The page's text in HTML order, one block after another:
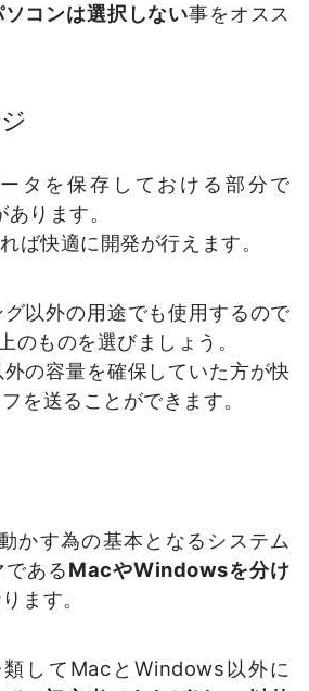
コンは選択しない事をオスス
タを保存しておける部分で
ります。
ば快適に開発が行えます。
以外の用途でも使用するので
のものを選びましょう。
の容量を確保していた方が快
を送ることができます。
かす為の基本となるシステム
あるMacやWindowsを分け
ます。
してMacとWindows以外に